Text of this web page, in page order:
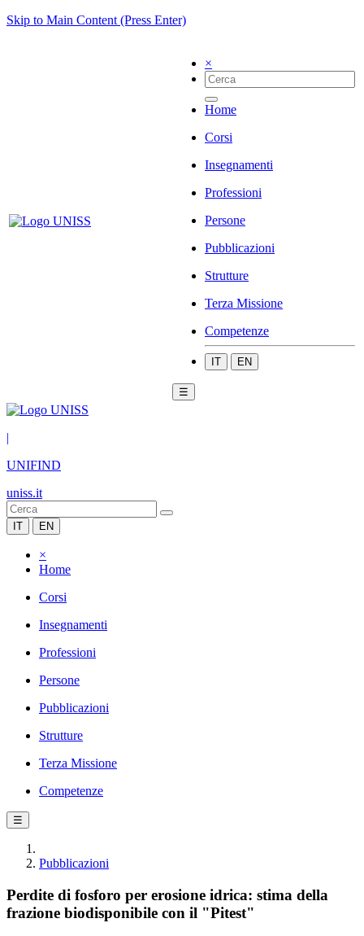
Skip to Main Content (Press Enter)
×
Home
Corsi
Insegnamenti
Professioni
Persone
Pubblicazioni
Strutture
Terza Missione
Competenze
IT EN
☰
|
UNIFIND
uniss.it
IT EN
×
Home
Corsi
Insegnamenti
Professioni
Persone
Pubblicazioni
Strutture
Terza Missione
Competenze
☰
Pubblicazioni
Perdite di fosforo per erosione idrica: stima della
frazione biodisponibile con il "Pitest"